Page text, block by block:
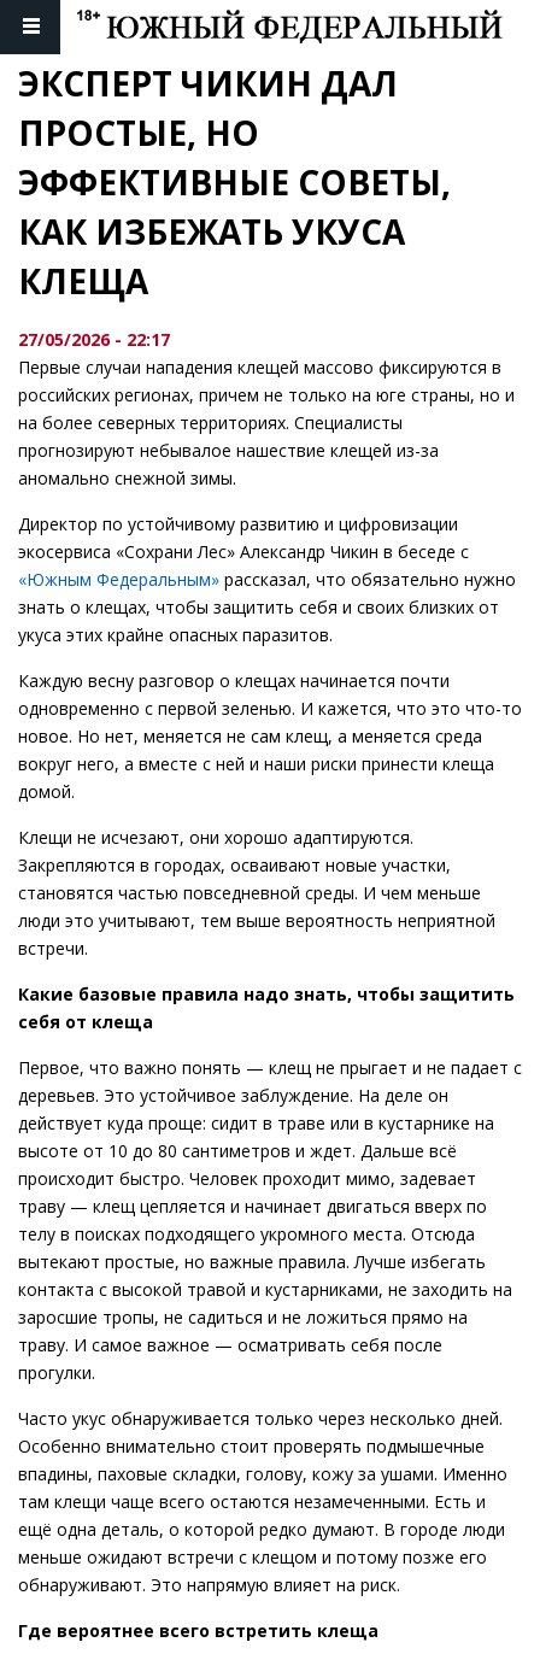
ЭКСПЕРТ ЧИКИН ДАЛ
ПРОСТЫЕ, НО
ЭФФЕКТИВНЫЕ СОВЕТЫ,
КАК ИЗБЕЖАТЬ УКУСА
КЛЕЩА
27/05/2026 - 22:17
Первые случаи нападения клещей массово фиксируются в
российских регионах, причем не только на юге страны, но и
на более северных территориях. Специалисты
прогнозируют небывалое нашествие клещей из-за
аномально снежной зимы.
Директор по устойчивому развитию и цифровизации
экосервиса «Сохрани Лес» Александр Чикин в беседе с
«Южным Федеральным» рассказал, что обязательно нужно
знать о клещах, чтобы защитить себя и своих близких от
укуса этих крайне опасных паразитов.
Каждую весну разговор о клещах начинается почти
одновременно с первой зеленью. И кажется, что это что-то
новое. Но нет, меняется не сам клещ, а меняется среда
вокруг него, а вместе с ней и наши риски принести клеща
домой.
Клещи не исчезают, они хорошо адаптируются.
Закрепляются в городах, осваивают новые участки,
становятся частью повседневной среды. И чем меньше
люди это учитывают, тем выше вероятность неприятной
встречи.
Какие базовые правила надо знать, чтобы защитить
себя от клеща
Первое, что важно понять — клещ не прыгает и не падает с
деревьев. Это устойчивое заблуждение. На деле он
действует куда проще: сидит в траве или в кустарнике на
высоте от 10 до 80 сантиметров и ждет. Дальше всё
происходит быстро. Человек проходит мимо, задевает
траву — клещ цепляется и начинает двигаться вверх по
телу в поисках подходящего укромного места. Отсюда
вытекают простые, но важные правила. Лучше избегать
контакта с высокой травой и кустарниками, не заходить на
заросшие тропы, не садиться и не ложиться прямо на
траву. И самое важное — осматривать себя после
прогулки.
Часто укус обнаруживается только через несколько дней.
Особенно внимательно стоит проверять подмышечные
впадины, паховые складки, голову, кожу за ушами. Именно
там клещи чаще всего остаются незамеченными. Есть и
ещё одна деталь, о которой редко думают. В городе люди
меньше ожидают встречи с клещом и потому позже его
обнаруживают. Это напрямую влияет на риск.
Где вероятнее всего встретить клеща